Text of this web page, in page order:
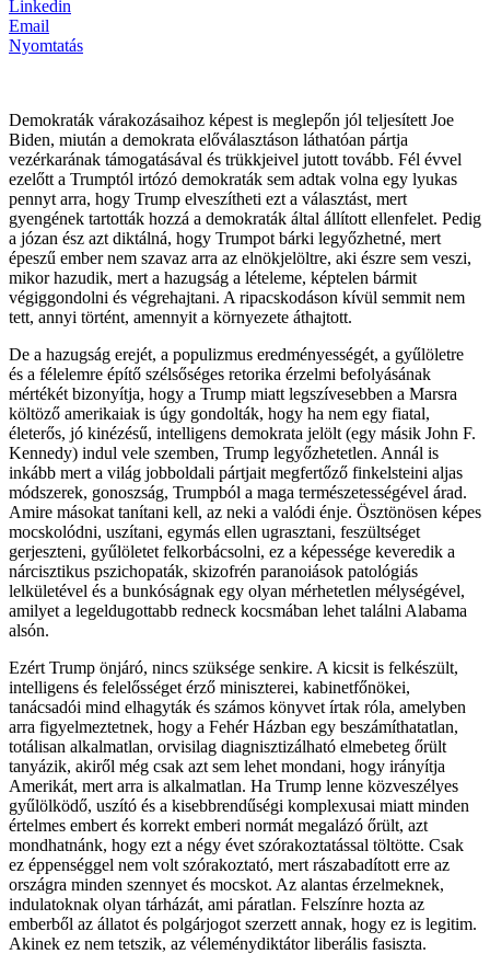
Linkedin
Email
Nyomtatás
Demokraták várakozásaihoz képest is meglepőn jól teljesített Joe
Biden, miután a demokrata előválasztáson láthatóan pártja
vezérkarának támogatásával és trükkjeivel jutott tovább. Fél évvel
ezelőtt a Trumptól irtózó demokraták sem adtak volna egy lyukas
pennyt arra, hogy Trump elveszítheti ezt a választást, mert
gyengének tartották hozzá a demokraták által állított ellenfelet. Pedig
a józan ész azt diktálná, hogy Trumpot bárki legyőzhetné, mert
épeszű ember nem szavaz arra az elnökjelöltre, aki észre sem veszi,
mikor hazudik, mert a hazugság a lételeme, képtelen bármit
végiggondolni és végrehajtani. A ripacskodáson kívül semmit nem
tett, annyi történt, amennyit a környezete áthajtott.
De a hazugság erejét, a populizmus eredményességét, a gyűlöletre
és a félelemre építő szélsőséges retorika érzelmi befolyásának
mértékét bizonyítja, hogy a Trump miatt legszívesebben a Marsra
költöző amerikaiak is úgy gondolták, hogy ha nem egy fiatal,
életerős, jó kinézésű, intelligens demokrata jelölt (egy másik John F.
Kennedy) indul vele szemben, Trump legyőzhetetlen. Annál is
inkább mert a világ jobboldali pártjait megfertőző finkelsteini aljas
módszerek, gonoszság, Trumpból a maga természetességével árad.
Amire másokat tanítani kell, az neki a valódi énje. Ösztönösen képes
mocskolódni, uszítani, egymás ellen ugrasztani, feszültséget
gerjeszteni, gyűlöletet felkorbácsolni, ez a képessége keveredik a
nárcisztikus pszichopaták, skizofrén paranoiások patológiás
lelkületével és a bunkóságnak egy olyan mérhetetlen mélységével,
amilyet a legeldugottabb redneck kocsmában lehet találni Alabama
alsón.
Ezért Trump önjáró, nincs szüksége senkire. A kicsit is felkészült,
intelligens és felelősséget érző miniszterei, kabinetfőnökei,
tanácsadói mind elhagyták és számos könyvet írtak róla, amelyben
arra figyelmeztetnek, hogy a Fehér Házban egy beszámíthatatlan,
totálisan alkalmatlan, orvisilag diagnisztizálható elmebeteg őrült
tanyázik, akiről még csak azt sem lehet mondani, hogy irányítja
Amerikát, mert arra is alkalmatlan. Ha Trump lenne közveszélyes
gyűlölködő, uszító és a kisebbrendűségi komplexusai miatt minden
értelmes embert és korrekt emberi normát megalázó őrült, azt
mondhatnánk, hogy ezt a négy évet szórakoztatással töltötte. Csak
ez éppenséggel nem volt szórakoztató, mert rászabadított erre az
országra minden szennyet és mocskot. Az alantas érzelmeknek,
indulatoknak olyan tárházát, ami páratlan. Felszínre hozta az
emberből az állatot és polgárjogot szerzett annak, hogy ez is legitim.
Akinek ez nem tetszik, az véleménydiktátor liberális fasiszta.